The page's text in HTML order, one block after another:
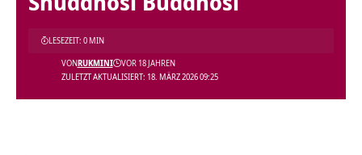
ZULETZT AKTUALISIERT: 18. MÄRZ 2026 09:25
VONRUKMINI VOR 18 JAHREN
LESEZEIT: 0 MIN